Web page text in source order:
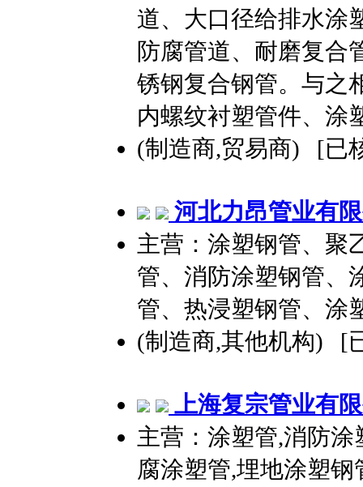
道、大口径给排水涂
防腐管道、耐磨复合
锈钢复合钢管。与之
内螺纹衬塑管件、涂
(制造商,贸易商) [已
河北力昂管业有
主营：涂塑钢管、聚
管、消防涂塑钢管、
管、热浸塑钢管、涂
(制造商,其他机构) [
上海复宗管业有
主营：涂塑管,消防
腐涂塑管,埋地涂塑